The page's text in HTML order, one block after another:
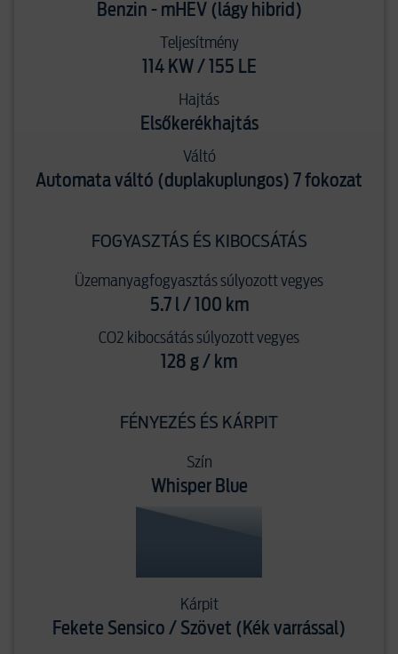
Benzin - mHEV (lágy hibrid)
Teljesítmény
114 KW / 155 LE
Hajtás
Elsőkerékhajtás
Váltó
Automata váltó (duplakuplungos) 7 fokozat
FOGYASZTÁS ÉS KIBOCSÁTÁS
Üzemanyagfogyasztás súlyozott vegyes
5.7 l / 100 km
CO2 kibocsátás súlyozott vegyes
128 g / km
FÉNYEZÉS ÉS KÁRPIT
Szín
Whisper Blue
Kárpit
Fekete Sensico / Szövet (Kék varrással)